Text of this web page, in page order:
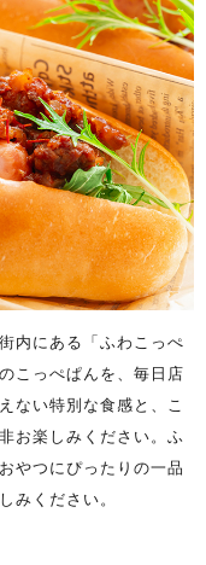
内にある「ふわこっぺ
こっぺぱんを、毎日店
ない特別な食感と、こ
お楽しみください。ふ
やつにぴったりの一品
みください。